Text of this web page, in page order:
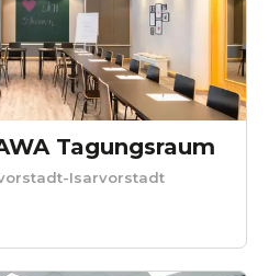
Tagungsraum
Isarvorstadt